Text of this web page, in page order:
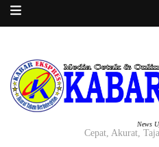
News
Cepat, Akurat,